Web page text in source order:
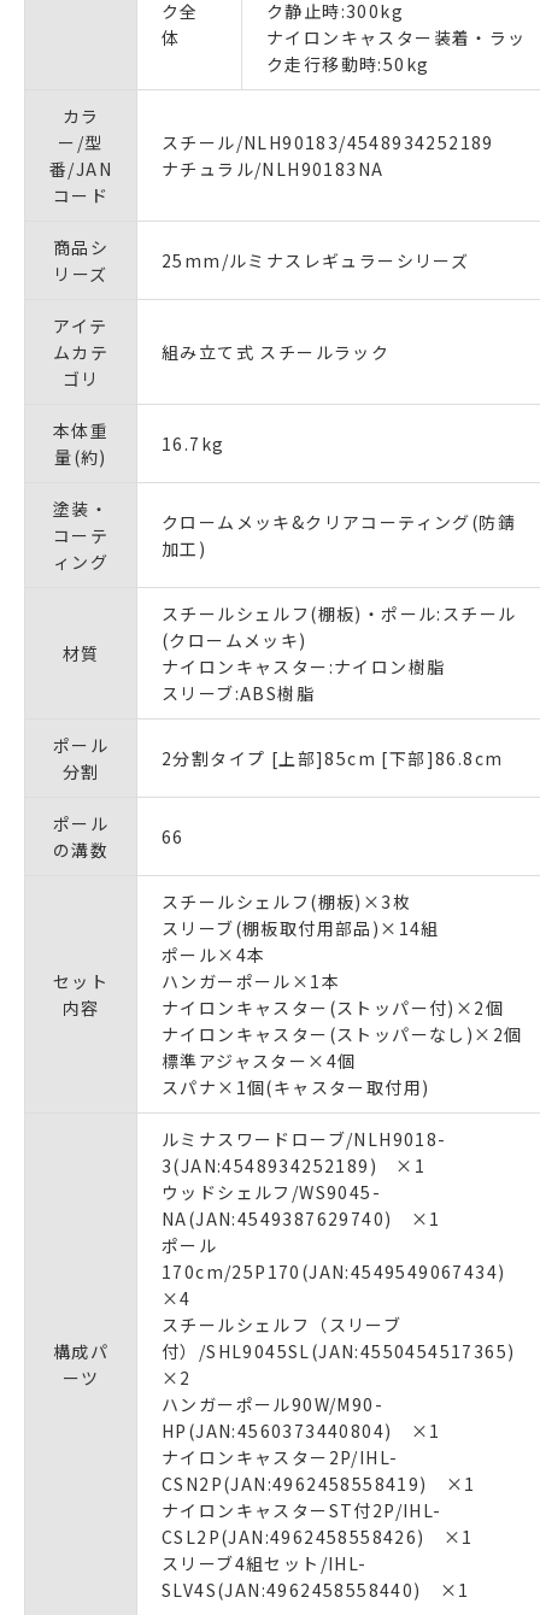
ク全
体
ク静止時:300kg
ナイロンキャスター装着・ラッ
ク走行移動時:50kg
カラ
ー/型
番/JAN
コード
スチール/NLH90183/4548934252189
ナチュラル/NLH90183NA
商品シ
リーズ
25mm/ルミナスレギュラーシリーズ
アイテ
ムカテ
ゴリ
組み立て式 スチールラック
本体重
量(約)
16.7kg
塗装・
コーテ
ィング
クロームメッキ&クリアコーティング(防錆
加工)
材質
スチールシェルフ(棚板)・ポール:スチール
(クロームメッキ)
ナイロンキャスター:ナイロン樹脂
スリーブ:ABS樹脂
ポール
分割
2分割タイプ [上部]85cm [下部]86.8cm
ポール
の溝数
66
セット
内容
スチールシェルフ(棚板)×3枚
スリーブ(棚板取付用部品)×14組
ポール×4本
ハンガーポール×1本
ナイロンキャスター(ストッパー付)×2個
ナイロンキャスター(ストッパーなし)×2個
標準アジャスター×4個
スパナ×1個(キャスター取付用)
構成パ
ーツ
ルミナスワードローブ/NLH9018-
3(JAN:4548934252189) ×1
ウッドシェルフ/WS9045-
NA(JAN:4549387629740) ×1
ポール
170cm/25P170(JAN:4549549067434)
×4
スチールシェルフ（スリーブ
付）/SHL9045SL(JAN:4550454517365)
×2
ハンガーポール90W/M90-
HP(JAN:4560373440804) ×1
ナイロンキャスター2P/IHL-
CSN2P(JAN:4962458558419) ×1
ナイロンキャスターST付2P/IHL-
CSL2P(JAN:4962458558426) ×1
スリーブ4組セット/IHL-
SLV4S(JAN:4962458558440) ×1